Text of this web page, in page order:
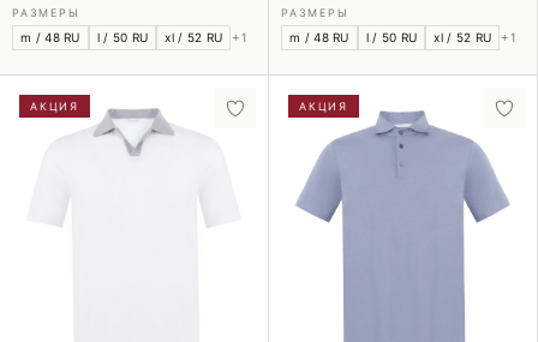
РАЗМЕРЫ
m / 48 RU l / 50 RU xl / 52 RU +1
РАЗМЕРЫ
m / 48 RU l / 50 RU xl / 52 RU +1
АКЦИЯ АКЦИЯ